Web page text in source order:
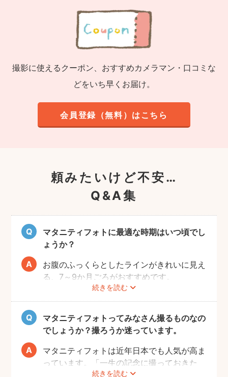
撮影に使えるクーポン、おすすめカメラマン・口コミな
どをいち早くお届け。
会員登録（無料）はこちら
頼みたいけど不安…
Q&A集
マタニティフォトに最適な時期はいつ頃でし
ょうか？
続きを読む
お腹のふっくらとしたラインがきれいに見え
る、7～9か月ごろがおすすめです。
赤ちゃんが出産予定日よりも早く誕生するこ
ともありますので、臨月までの撮影をご検討
いただければと思います。
マタニティフォトってみなさん撮るものなの
でしょうか？撮ろうか迷っています。
続きを読む
マタニティフォトは近年日本でも人気が高ま
っています。「一生の記念に撮っておきた
い」と考える方が増えているようです。